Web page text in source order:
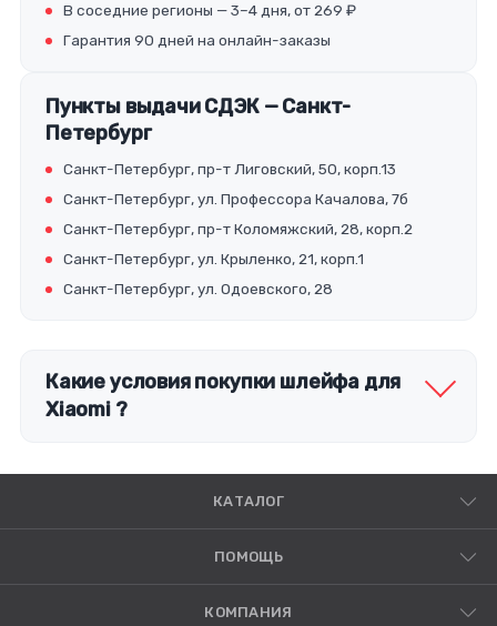
В соседние регионы — 3–4 дня, от 269 ₽
Гарантия 90 дней на онлайн-заказы
Пункты выдачи СДЭК — Санкт-
Петербург
Санкт-Петербург, пр-т Лиговский, 50, корп.13
Санкт-Петербург, ул. Профессора Качалова, 7б
Санкт-Петербург, пр-т Коломяжский, 28, корп.2
Санкт-Петербург, ул. Крыленко, 21, корп.1
Санкт-Петербург, ул. Одоевского, 28
Какие условия покупки шлейфа для
Xiaomi ?
КАТАЛОГ
ПОМОЩЬ
КОМПАНИЯ